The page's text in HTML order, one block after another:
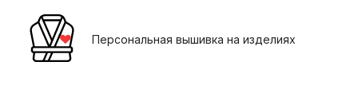
Персональная вышивка на изделиях